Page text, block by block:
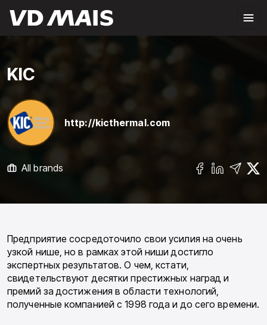
KIC
http://kicthermal.com
All brands
Предприятие сосредоточило свои усилия на очень
узкой нише, но в рамках этой ниши достигло
экспертных результатов. О чем, кстати,
свидетельствуют десятки престижных наград и
премий за достижения в области технологий,
полученные компанией с 1998 года и до сего времени.